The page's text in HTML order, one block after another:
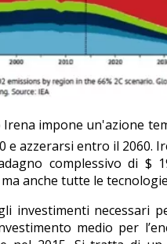
Irena impone un'azione
e azzerarsi entro il 2060.
complessivo di $
anche tutte le
investimenti necessari
medio per